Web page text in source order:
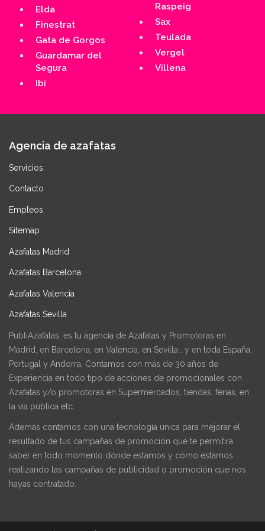
Elda
Finestrat
Gata de Gorgos
Guardamar del
Segura
Ibi
Raspeig
Sax
Teulada
Vergel
Villena
Agencia de azafatas
Servicios
Contacto
Empleos
Sitemap
Azafatas Madrid
Azafatas Barcelona
Azafatas Valencia
Azafatas Sevilla
PubliAzafatas, es tu agencia de Azafatas y Promotoras en
Madrid, en Barcelona, en Valencia, en Sevilla… y en toda España,
Portugal y Andorra. Contamos con más de 30 años de
Experiencia en todo tipo de acciones de promocionales con
Azafatas y/o promotoras en Supermercados, tiendas, ferias, en
la vía pública etc.
Además contamos con una tecnología única para mejorar el
resultado de tus campañas de promoción que te permitirá
saber en todo momento dónde estamos y cómo estamos
realizando las campañas de publicidad o promoción que nos
hayas contratado.